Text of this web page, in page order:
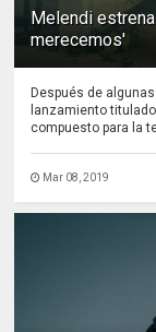
Melendi
merecemos'
Después de
lanzamiento
compuesto para la
Mar 08, 2019